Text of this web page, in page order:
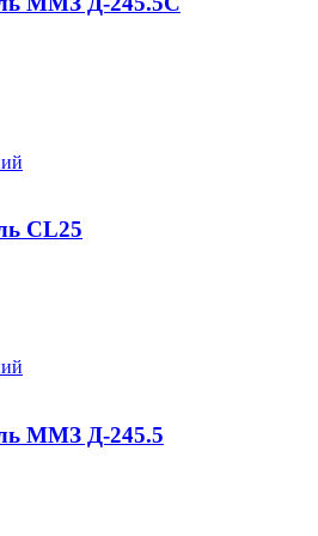
CL25
ММЗ Д-245.5